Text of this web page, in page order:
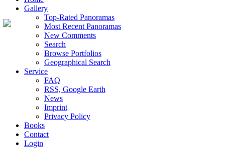
Gallery
Top-Rated Panoramas
Most Recent Panoramas
New Comments
Search
Browse Portfolios
Geographical Search
Service
FAQ
RSS, Google Earth
News
Imprint
Privacy Policy
Books
Contact
Login